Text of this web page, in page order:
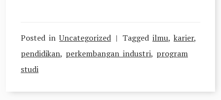
Posted inUncategorized Tagged ilmu, karier,
pendidikan, perkembangan industri, program
studi